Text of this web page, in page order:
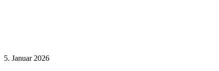
5. Januar 2026